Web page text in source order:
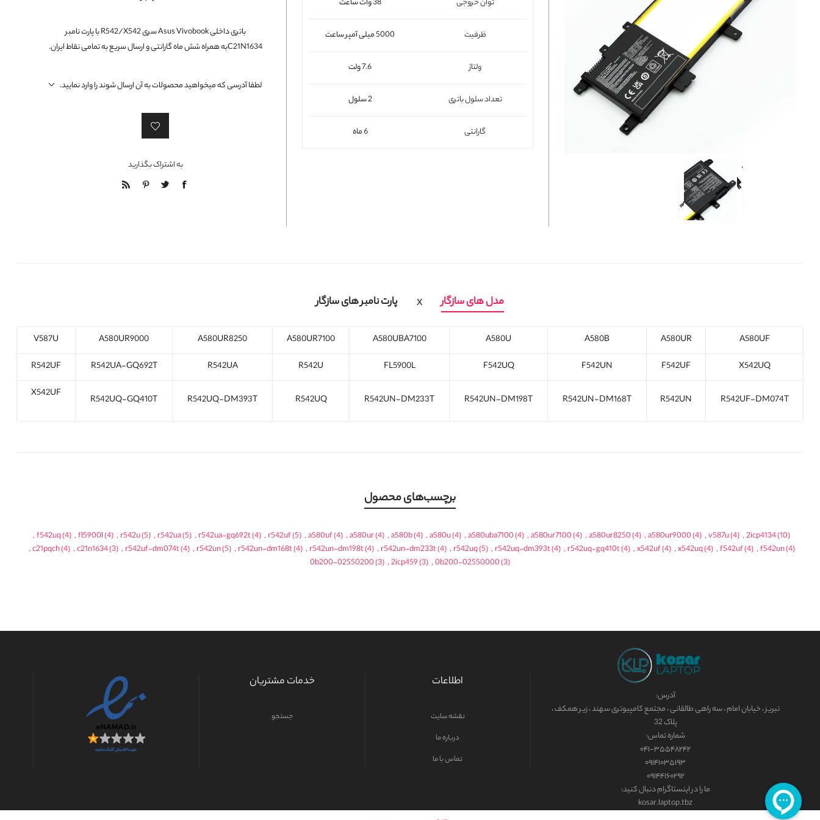
ایسوس سری X
ایسوس سری B
ایسر Extensa
ایسر Ferrari
اچ پی Pavilion
اچ پی Spectre
فلت لپتاپ
توان خروجی 38 وات ساعت
ظرفیت 5000 میلی آمپر ساعت
ولتاژ 7.6 ولت
تعداد سلول باتری 2 سلول
گارانتی 6 ماه
باتری داخلی Asus Vivobook سری R542/X542 با پارت نامبر
C21N1634به همراه شش ماه گارانتی و ارسال سریع به تمامی نقاط ایران.
لطفا آدرسی که میخواهید محصولات به آن ارسال شوند را وارد نمایید.
به اشتراک بگذارید
مدل های سازگار پارت نامبر های سازگار
A580UF
A580UR
A580B
A580U
A580UBA7100
A580UR7100
A580UR8250
A580UR9000
V587U
X542UQ
F542UF
F542UN
F542UQ
FL5900L
R542U
R542UA
R542UA-GQ692T
R542UF
R542UF-DM074T
R542UN
R542UN-DM168T
R542UN-DM198T
R542UN-DM233T
R542UQ
R542UQ-DM393T
R542UQ-GQ410T
X542UF
برچسب‌های محصول
2icp4134(10)
,
v587u(4)
,
a580ur9000(4)
,
a580ur8250(4)
,
a580ur7100(4)
,
a580uba7100(4)
,
a580u(4)
,
a580b(4)
,
a580ur(4)
,
a580uf(4)
,
r542uf(5)
,
r542ua-gq692t(4)
,
r542ua(5)
,
r542u(5)
,
fl5900l(4)
,
f542uq(4)
,
f542un(4)
,
f542uf(4)
,
x542uq(4)
,
x542uf(4)
,
r542uq-gq410t(4)
,
r542uq-dm393t(4)
,
r542uq(5)
,
r542un-dm233t(4)
,
r542un-dm198t(4)
,
r542un-dm168t(4)
,
r542un(5)
,
r542uf-dm074t(4)
,
c21n1634(3)
,
c21pqch(4)
,
0b200-02550000(3)
,
2icp459(3)
,
0b200-02550200(3)
آدرس:
تبریز ، خیابان امام ، سه راهی طالقانی ، مجتمع کامپیوتری سهند ، زیر همکف ،
پلاک 32
شماره تماس:
۰۴۱-۳۵۵۴۸۲۴۲
۰۹۱۴۱۰۳۵۱۹۳
۰۹۱۴۴۱۶۰۲۹۲
ما را در اینستاگرام دنبال کنید:
kosar.laptop.tbz
اطلاعات
نقشه سایت
درباره ما
تماس با ما
خدمات مشتریان
جستجو